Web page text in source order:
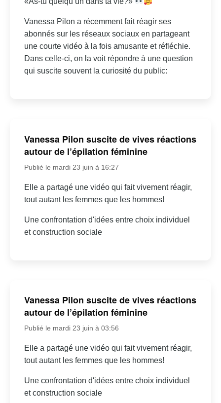
Vanessa Pilon a récemment fait réagir ses
abonnés sur les réseaux sociaux en partageant
une courte vidéo à la fois amusante et réfléchie.
Dans celle-ci, on la voit répondre à une question
qui suscite souvent la curiosité du public:
Vanessa Pilon suscite de vives réactions
autour de l’épilation féminine
Publié le mardi 23 juin à 16:27
Elle a partagé une vidéo qui fait vivement réagir,
tout autant les femmes que les hommes!
Une confrontation d'idées entre choix individuel
et construction sociale
Vanessa Pilon suscite de vives réactions
autour de l’épilation féminine
Publié le mardi 23 juin à 03:56
Elle a partagé une vidéo qui fait vivement réagir,
tout autant les femmes que les hommes!
Une confrontation d'idées entre choix individuel
et construction sociale